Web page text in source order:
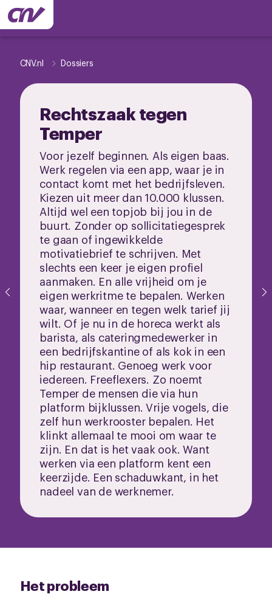
CNV.nl Dossiers
Rechtszaak tegen
Temper
Voor jezelf beginnen. Als eigen baas.
Werk regelen via een app, waar je in
contact komt met het bedrijfsleven.
Kiezen uit meer dan 10.000 klussen.
Altijd wel een topjob bij jou in de
buurt. Zonder op sollicitatiegesprek
te gaan of ingewikkelde
motivatiebrief te schrijven. Met
slechts een keer je eigen profiel
aanmaken. En alle vrijheid om je
eigen werkritme te bepalen. Werken
waar, wanneer en tegen welk tarief jij
wilt. Of je nu in de horeca werkt als
barista, als cateringmedewerker in
een bedrijfskantine of als kok in een
hip restaurant. Genoeg werk voor
iedereen. Freeflexers. Zo noemt
Temper de mensen die via hun
platform bijklussen. Vrije vogels, die
zelf hun werkrooster bepalen. Het
klinkt allemaal te mooi om waar te
zijn. En dat is het vaak ook. Want
werken via een platform kent een
keerzijde. Een schaduwkant, in het
nadeel van de werknemer.
Het probleem